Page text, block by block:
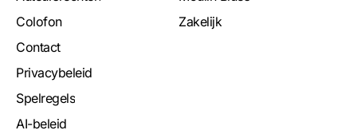
Colofon
Contact
Privacybeleid
Spelregels
AI-beleid
Zakelijk